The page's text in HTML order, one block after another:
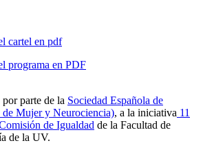
cartel en pdf
programa en PDF
parte de la Sociedad Española de
Mujer y Neurociencia), a la iniciativa 11
de Igualdad de la Facultad de
de la UV.